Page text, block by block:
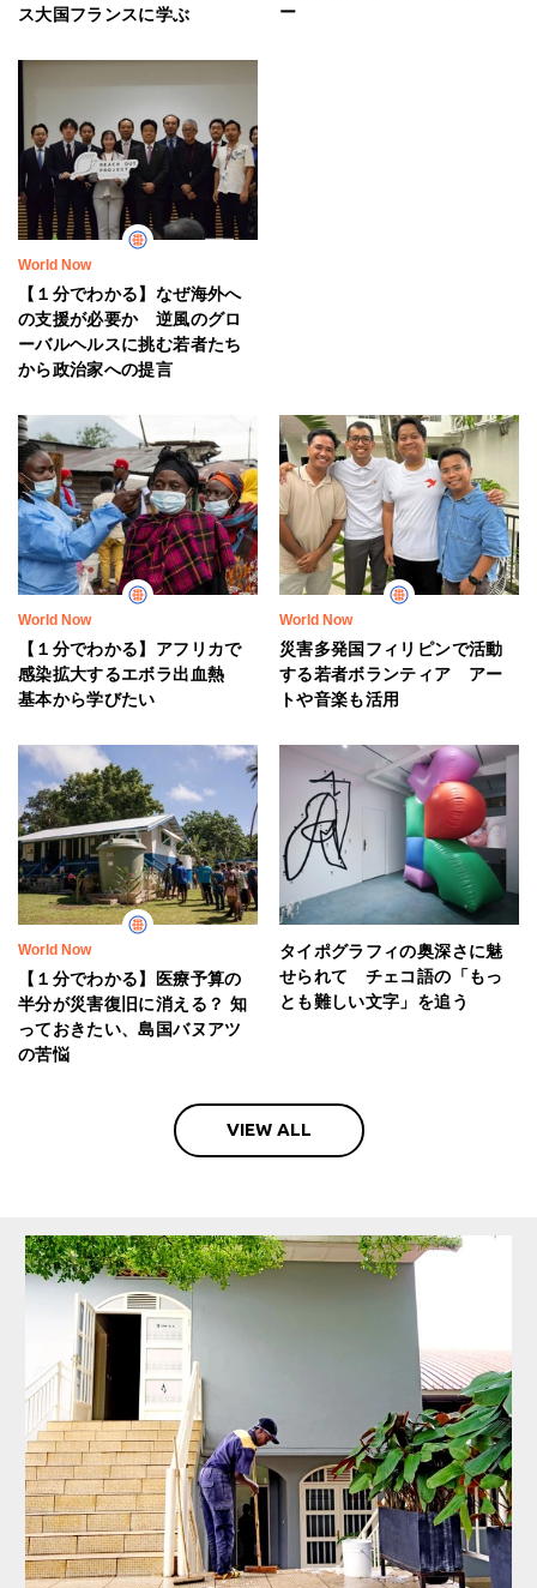
ス大国フランスに学ぶ
ー
World Now
【１分でわかる】なぜ海外へ
の支援が必要か 逆風のグロ
ーバルヘルスに挑む若者たち
から政治家への提言
World Now
【１分でわかる】アフリカで
感染拡大するエボラ出血熱
基本から学びたい
World Now
災害多発国フィリピンで活動
する若者ボランティア アー
トや音楽も活用
World Now
【１分でわかる】医療予算の
半分が災害復旧に消える？ 知
っておきたい、島国バヌアツ
の苦悩
タイポグラフィの奥深さに魅
せられて チェコ語の「もっ
とも難しい文字」を追う
VIEW ALL